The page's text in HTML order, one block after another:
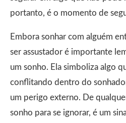
portanto, é o momento de
Embora sonhar com alguém
ser assustador é importante
um sonho. Ela simboliza algo
conflitando dentro do
um perigo externo. De
sonho para se ignorar, é um